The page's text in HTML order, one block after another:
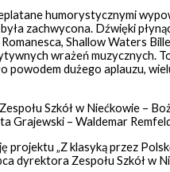
humorystycznymi
zachwycona. Dźwięki
Shallow Waters
wrażeń muzycznych.
powodem dużego aplauzu,
Szkół w Niećkowie –
Grajewski – Waldemar
„Z klasyką przez
dyrektora Zespołu Szkół w